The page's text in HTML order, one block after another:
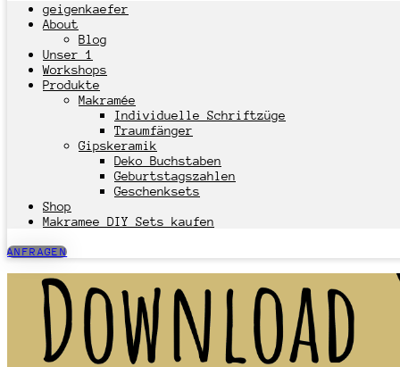
geigenkaefer
About
Blog
Unser 1
Workshops
Produkte
Makramée
Individuelle Schriftzüge
Traumfänger
Gipskeramik
Deko Buchstaben
Geburtstagszahlen
Geschenksets
Shop
Makramee DIY Sets kaufen
ANFRAGEN